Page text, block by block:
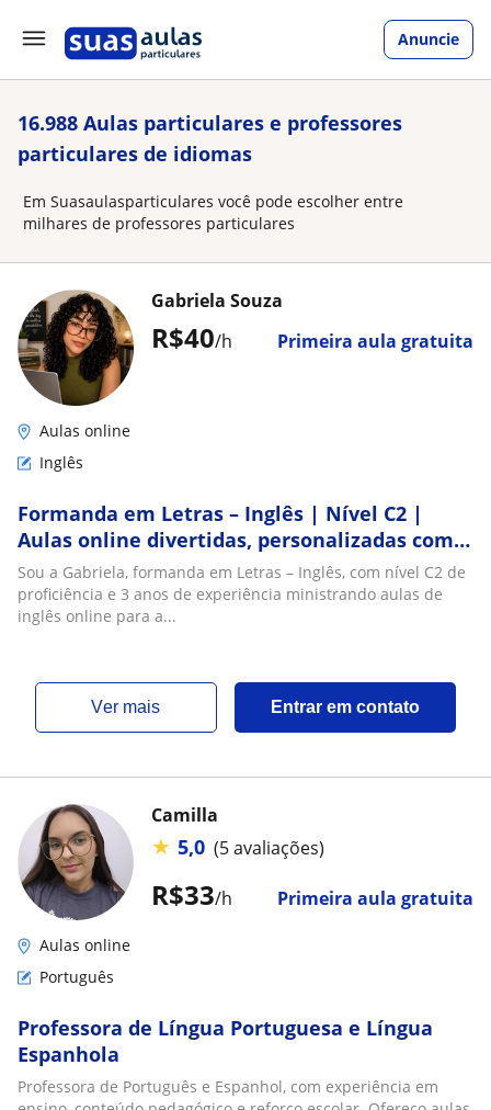
Anuncie
16.988 Aulas particulares e professores
particulares de idiomas
Em Suasaulasparticulares você pode escolher entre
milhares de professores particulares
R$40/h Primeira aula gratuita
Gabriela Souza
Aulas online
Inglês
Formanda em Letras – Inglês | Nível C2 |
Aulas online divertidas, personalizadas com
conversação e cultura pop
Sou a Gabriela, formanda em Letras – Inglês, com nível C2 de
proficiência e 3 anos de experiência ministrando aulas de
inglês online para a...
ver mais Entrar em contato
R$33/h Primeira aula gratuita
Camilla
★ 5,0 (5 avaliações)
Aulas online
Português
Professora de Língua Portuguesa e Língua
Espanhola
Professora de Português e Espanhol, com experiência em